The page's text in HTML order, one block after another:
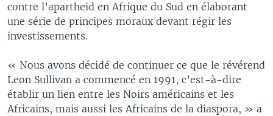
contre l’apartheid en Afrique du Sud en élaborant
une série de principes moraux devant régir les
investissements.
« Nous avons décidé de continuer ce que le révérend
Leon Sullivan a commencé en 1991, c’est-à-dire
établir un lien entre les Noirs américains et les
Africains, mais aussi les Africains de la diaspora, » a